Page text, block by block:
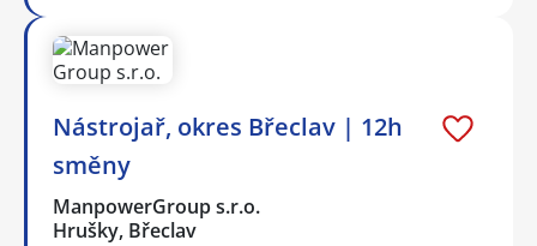
Nástrojař, okres Břeclav | 12h
směny
ManpowerGroup s.r.o.
Hrušky, Břeclav